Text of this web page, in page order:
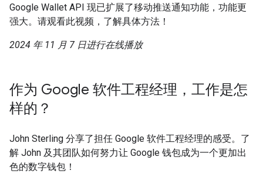
Google Wallet API 现已扩展了移动推送通知功能，功能更
强大。请观看此视频，了解具体方法！
2024 年 11 月 7 日进行在线播放
作为 Google 软件工程经理，工作是怎
样的？
John Sterling 分享了担任 Google 软件工程经理的感受。了
解 John 及其团队如何努力让 Google 钱包成为一个更加出
色的数字钱包！